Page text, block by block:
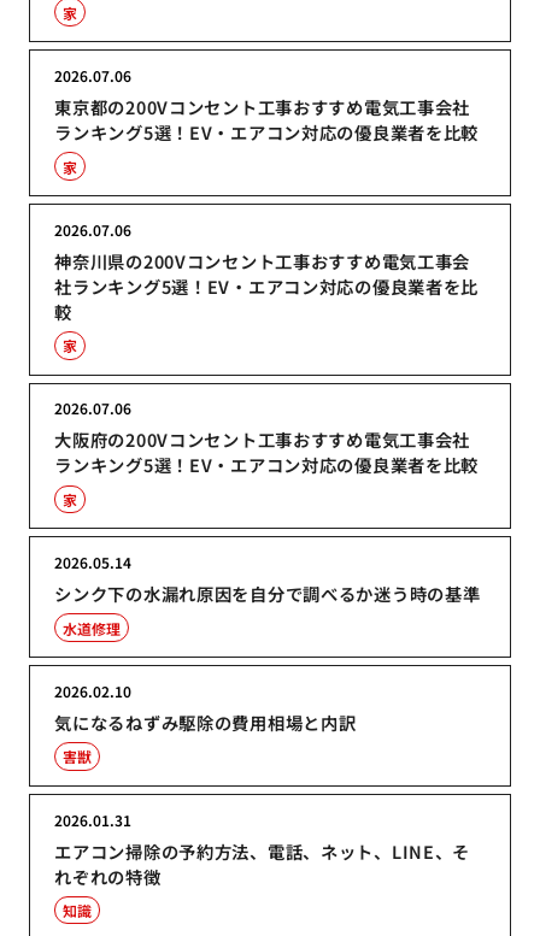
家
東京都の200Vコンセント工事おすすめ電気工事会社
ランキング5選！EV・エアコン対応の優良業者を比較
2026.07.06
家
神奈川県の200Vコンセント工事おすすめ電気工事会
社ランキング5選！EV・エアコン対応の優良業者を比
較
2026.07.06
家
大阪府の200Vコンセント工事おすすめ電気工事会社
ランキング5選！EV・エアコン対応の優良業者を比較
2026.07.06
家
シンク下の水漏れ原因を自分で調べるか迷う時の基準
2026.05.14
水道修理
気になるねずみ駆除の費用相場と内訳
2026.02.10
害獣
エアコン掃除の予約方法、電話、ネット、LINE、そ
れぞれの特徴
2026.01.31
知識